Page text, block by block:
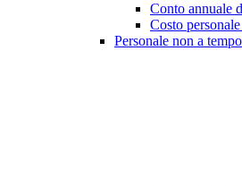
Conto annuale
Costo
Personale non a